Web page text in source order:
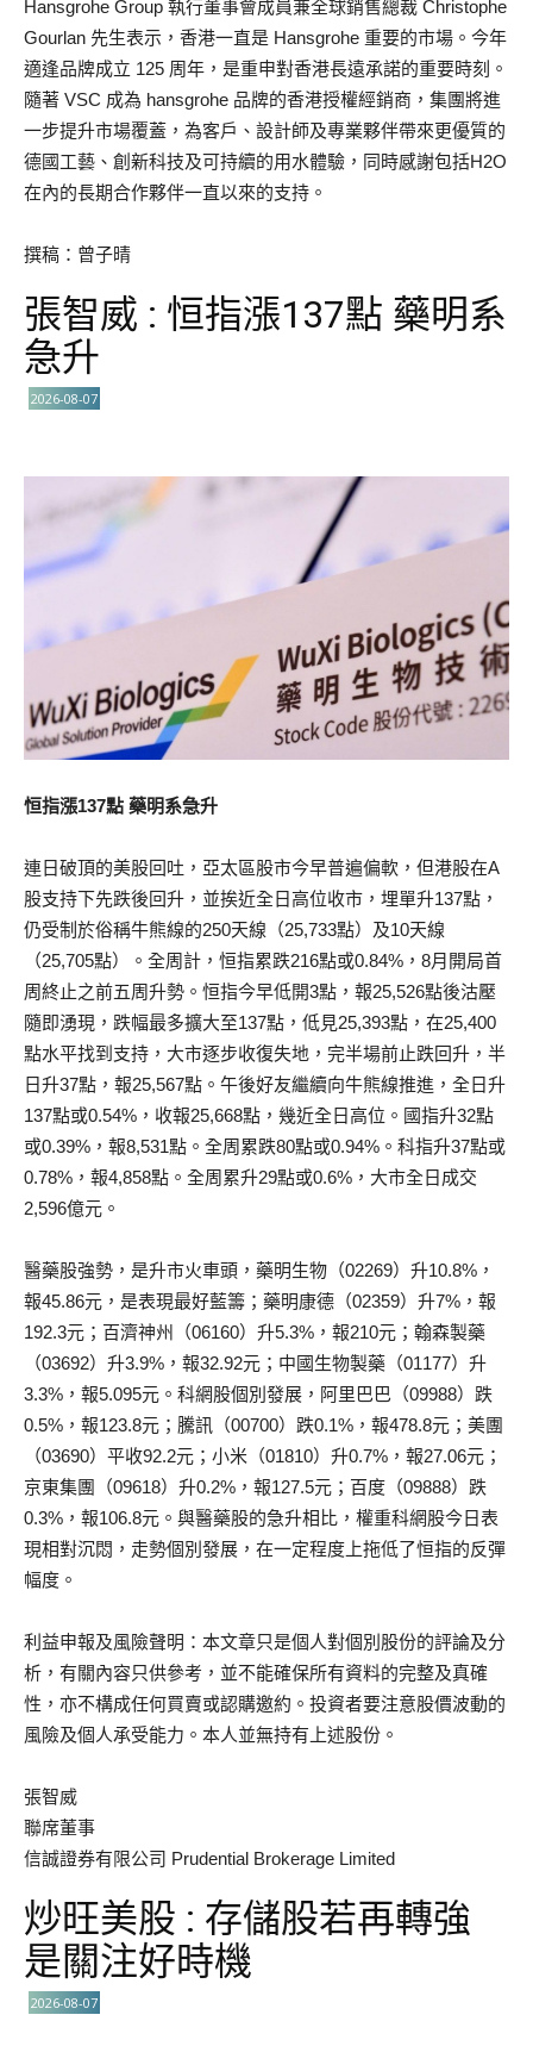
Hansgrohe Group 執行董事會成員兼全球銷售總裁 Christophe
Gourlan 先生表示，香港一直是 Hansgrohe 重要的市場。今年
適逢品牌成立 125 周年，是重申對香港長遠承諾的重要時刻。
隨著 VSC 成為 hansgrohe 品牌的香港授權經銷商，集團將進
一步提升市場覆蓋，為客戶、設計師及專業夥伴帶來更優質的
德國工藝、創新科技及可持續的用水體驗，同時感謝包括H2O
在內的長期合作夥伴一直以來的支持。
撰稿：曾子晴
張智威 : 恒指漲137點 藥明系
急升
2026-08-07
恒指漲137點 藥明系急升
連日破頂的美股回吐，亞太區股市今早普遍偏軟，但港股在A
股支持下先跌後回升，並挨近全日高位收市，埋單升137點，
仍受制於俗稱牛熊線的250天線（25,733點）及10天線
（25,705點）。全周計，恒指累跌216點或0.84%，8月開局首
周終止之前五周升勢。恒指今早低開3點，報25,526點後沽壓
隨即湧現，跌幅最多擴大至137點，低見25,393點，在25,400
點水平找到支持，大市逐步收復失地，完半場前止跌回升，半
日升37點，報25,567點。午後好友繼續向牛熊線推進，全日升
137點或0.54%，收報25,668點，幾近全日高位。國指升32點
或0.39%，報8,531點。全周累跌80點或0.94%。科指升37點或
0.78%，報4,858點。全周累升29點或0.6%，大市全日成交
2,596億元。
醫藥股強勢，是升市火車頭，藥明生物（02269）升10.8%，
報45.86元，是表現最好藍籌；藥明康德（02359）升7%，報
192.3元；百濟神州（06160）升5.3%，報210元；翰森製藥
（03692）升3.9%，報32.92元；中國生物製藥（01177）升
3.3%，報5.095元。科網股個別發展，阿里巴巴（09988）跌
0.5%，報123.8元；騰訊（00700）跌0.1%，報478.8元；美團
（03690）平收92.2元；小米（01810）升0.7%，報27.06元；
京東集團（09618）升0.2%，報127.5元；百度（09888）跌
0.3%，報106.8元。與醫藥股的急升相比，權重科網股今日表
現相對沉悶，走勢個別發展，在一定程度上拖低了恒指的反彈
幅度。
利益申報及風險聲明：本文章只是個人對個別股份的評論及分
析，有關內容只供參考，並不能確保所有資料的完整及真確
性，亦不構成任何買賣或認購邀約。投資者要注意股價波動的
風險及個人承受能力。本人並無持有上述股份。
張智威
聯席董事
信誠證券有限公司 Prudential Brokerage Limited
炒旺美股 : 存儲股若再轉強
是關注好時機
2026-08-07